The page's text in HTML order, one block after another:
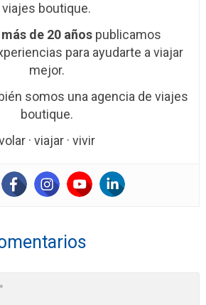
viajes boutique.
más de 20 años publicamos
para ayudarte a viajar
mejor.
somos una agencia de viajes
boutique.
· viajar · vivir